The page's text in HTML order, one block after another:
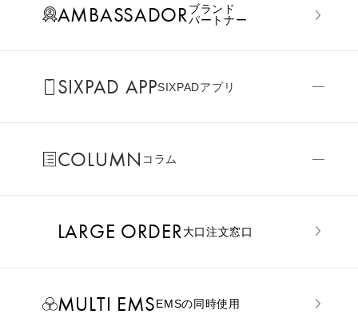
AMBASSADORブランド
パートナー
SIXPAD APPSIXPADアプリ
COLUMN コラム
LARGE ORDER⼤⼝注⽂窓⼝
MULTI EMSEMSの同時使用